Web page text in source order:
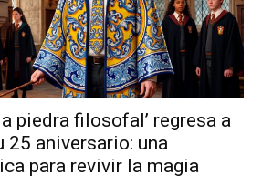
piedra filosofal’ regresa a
25 aniversario: una
para revivir la magia